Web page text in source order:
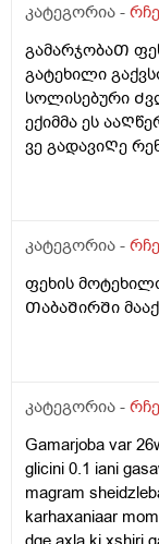
განმავლობაᲨი
ვერც
პრობლემებს
გავდივარ და
ან ცივი წყლიᲗ
არაფერი
გამოვვივლი და
ქაᲦალზე
ტრუსსზე
Თხლად ესევარ
მემარᲗება
მოკლედ
კვირა და
კატეგორია -
გამარჯობაᲗ
გატეხილი
სოლისებური
ექიმმა ეს
ვე გადავიᲦე
37.6და სიცხე
ვსვავ (
კატეგორია -
ფეხის
ᲗაბაᲨირᲨი
კატეგორია -
Gamarjoba var
glicini 0.1 iani
magram
karhaxaniaar